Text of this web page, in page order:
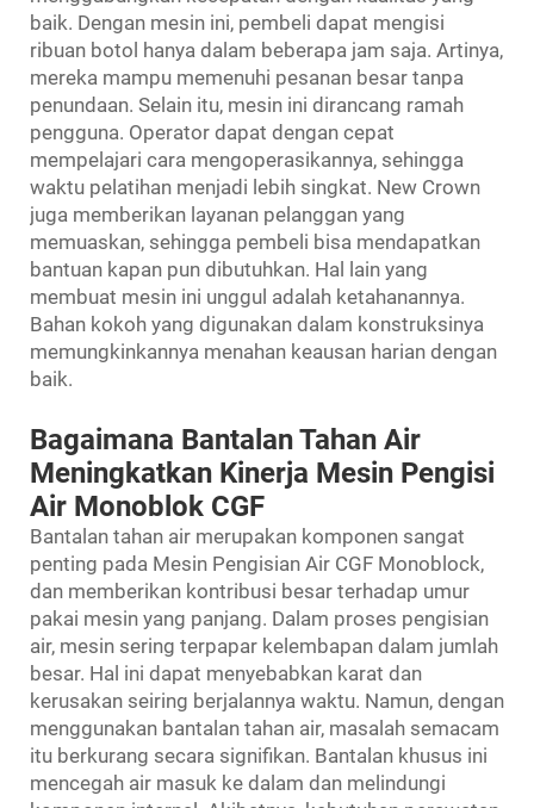
baik. Dengan mesin ini, pembeli dapat mengisi
ribuan botol hanya dalam beberapa jam saja. Artinya,
mereka mampu memenuhi pesanan besar tanpa
penundaan. Selain itu, mesin ini dirancang ramah
pengguna. Operator dapat dengan cepat
mempelajari cara mengoperasikannya, sehingga
waktu pelatihan menjadi lebih singkat. New Crown
juga memberikan layanan pelanggan yang
memuaskan, sehingga pembeli bisa mendapatkan
bantuan kapan pun dibutuhkan. Hal lain yang
membuat mesin ini unggul adalah ketahanannya.
Bahan kokoh yang digunakan dalam konstruksinya
memungkinkannya menahan keausan harian dengan
baik.
Bagaimana Bantalan Tahan Air
Meningkatkan Kinerja Mesin Pengisi
Air Monoblok CGF
Bantalan tahan air merupakan komponen sangat
penting pada Mesin Pengisian Air CGF Monoblock,
dan memberikan kontribusi besar terhadap umur
pakai mesin yang panjang. Dalam proses pengisian
air, mesin sering terpapar kelembapan dalam jumlah
besar. Hal ini dapat menyebabkan karat dan
kerusakan seiring berjalannya waktu. Namun, dengan
menggunakan bantalan tahan air, masalah semacam
itu berkurang secara signifikan. Bantalan khusus ini
mencegah air masuk ke dalam dan melindungi